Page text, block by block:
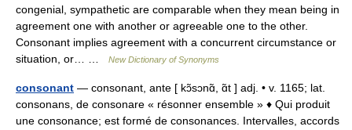
congenial, sympathetic are comparable when they mean being in
agreement one with another or agreeable one to the other.
Consonant implies agreement with a concurrent circumstance or
situation, or… …
New Dictionary of Synonyms
consonant — consonant, ante [ kɔ̃sɔnɑ̃, ɑ̃t ] adj. • v. 1165; lat.
consonans, de consonare « résonner ensemble » ♦ Qui produit
une consonance; est formé de consonances. Intervalles, accords